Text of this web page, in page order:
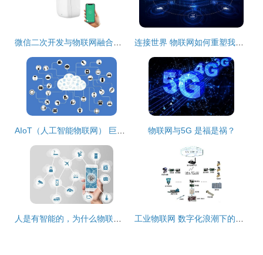
微信二次开发与物联网融合的探索与实践 连接世界 物联网如何重塑我们的未来
AIoT（人工智能物联网） 巨头争相布局背后的技术与潜力 物联网与5G 是福是祸？
人是有智能的，为什么物联网还需要人工智能与无线网卡？ 工业物联网 数字化浪潮下的食品行业重塑者